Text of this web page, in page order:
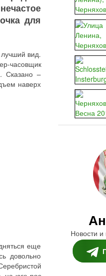
для
вид.
часовщик
Сказано –
наверх
еще
довольно
Новости и